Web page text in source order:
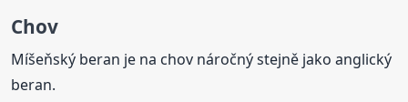
Chov
Míšeňský beran je na chov náročný stejně jako anglický
beran.